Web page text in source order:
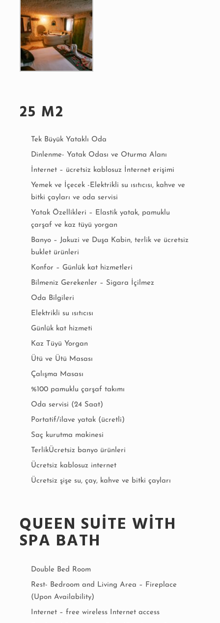
BATH-
SUITE25 M2
Tek Büyük Yataklı Oda
Dinlenme- Yatak Odası ve Oturma Alanı
İnternet – ücretsiz kablosuz İnternet erişimi
Yemek ve İçecek -Elektrikli su ısıtıcısı, kahve ve
bitki çayları ve oda servisi
Yatak Özellikleri – Elastik yatak, pamuklu
çarşaf ve kaz tüyü yorgan
Banyo – Jakuzi ve Duşa Kabin, terlik ve ücretsiz
buklet ürünleri
Konfor – Günlük kat hizmetleri
Bilmeniz Gerekenler – Sigara İçilmez
Oda Bilgileri
Elektrikli su ısıtıcısı
Günlük kat hizmeti
Kaz Tüyü Yorgan
Ütü ve Ütü Masası
Çalışma Masası
%100 pamuklu çarşaf takımı
Oda servisi (24 Saat)
Portatif/ilave yatak (ücretli)
Saç kurutma makinesi
TerlikÜcretsiz banyo ürünleri
Ücretsiz kablosuz internet
Ücretsiz şişe su, çay, kahve ve bitki çayları
QUEEN SUITE WITH
SPA BATH
Double Bed Room
Rest- Bedroom and Living Area – Fireplace
(Upon Availability)
Internet – free wireless Internet access